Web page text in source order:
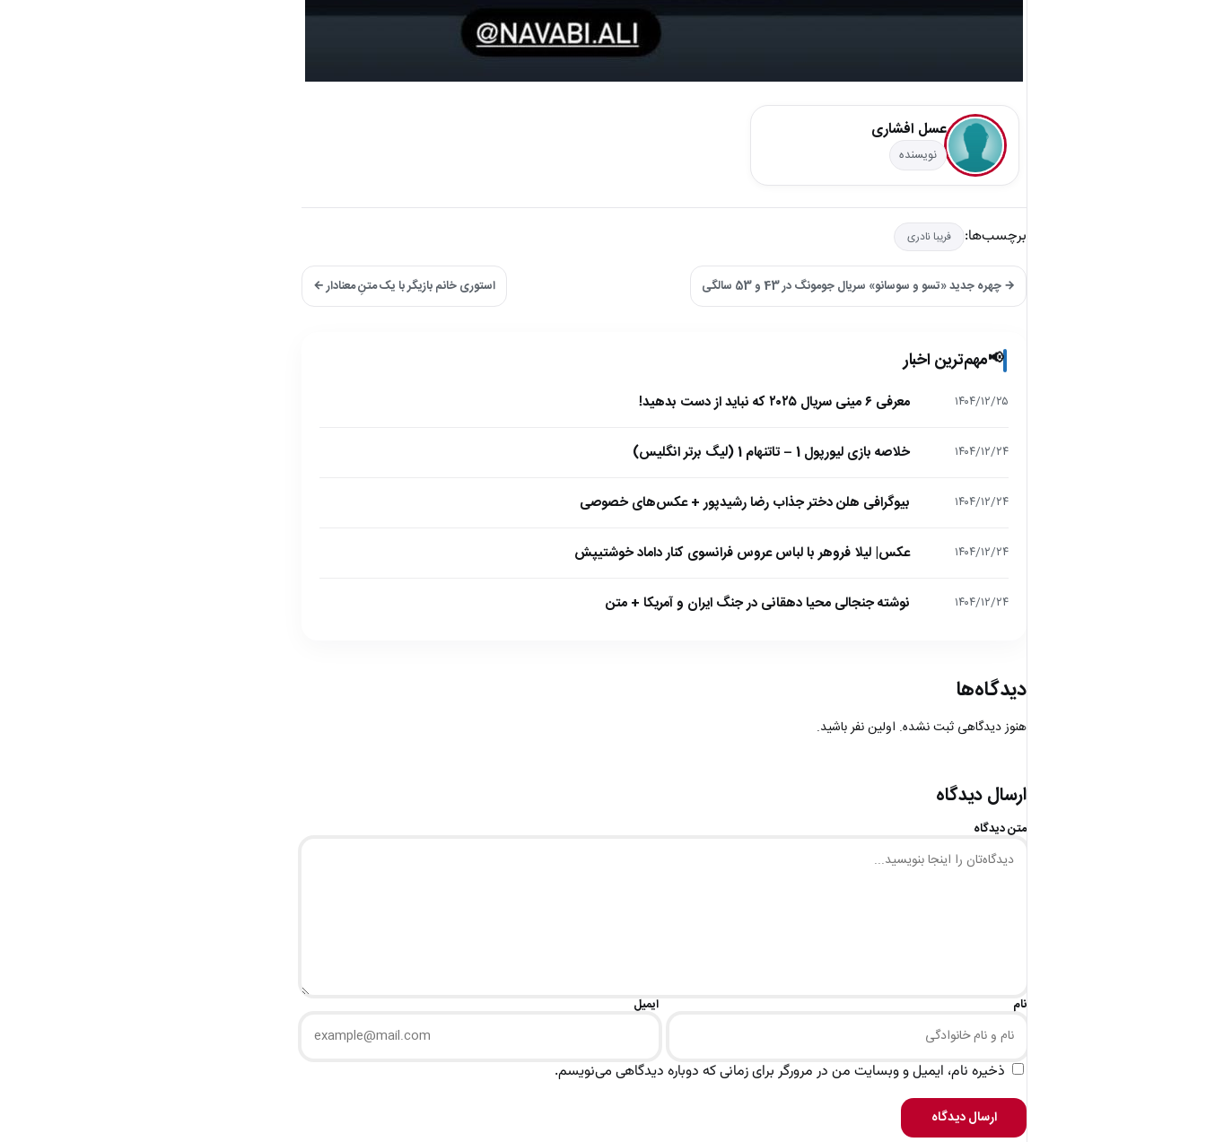
عسل افشاری
نویسنده
برچسب‌ها: فریبا نادری
→ چهره جدید «تسو و سوسانو» سریال جومونگ در 43 و 53 سالگی استوری خانم بازیگر با یک متنِ معنادار ←
📢مهم‌ترین اخبار
۱۴۰۴/۱۲/۲۵ معرفی ۶ مینی سریال ۲۰۲۵ که نباید از دست بدهید!
۱۴۰۴/۱۲/۲۴ خلاصه بازی لیورپول 1 – تاتنهام 1 (لیگ برتر انگلیس)
۱۴۰۴/۱۲/۲۴ بیوگرافی هلن دختر جذاب رضا رشیدپور + عکس‌های خصوصی
۱۴۰۴/۱۲/۲۴ عکس| لیلا فروهر با لباس عروس فرانسوی کنار داماد خوشتیپش
۱۴۰۴/۱۲/۲۴ نوشته جنجالی محیا دهقانی در جنگ ایران و آمریکا + متن
دیدگاه‌ها
هنوز دیدگاهی ثبت نشده. اولین نفر باشید.
ارسال دیدگاه
متن دیدگاه
نام ایمیل
ذخیره نام، ایمیل و وبسایت من در مرورگر برای زمانی که دوباره دیدگاهی می‌نویسم.
ارسال دیدگاه